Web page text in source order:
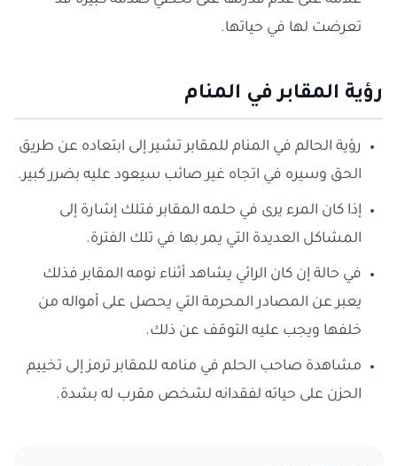
تعرضت لها في حياتها.
رؤية المقابر في المنام
رؤية الحالم في المنام للمقابر تشير إلى ابتعاده عن طريق
الحق وسيره في اتجاه غير صائب سيعود عليه بضرر كبير.
إذا كان المرء يرى في حلمه المقابر فتلك إشارة إلى
المشاكل العديدة التي يمر بها في تلك الفترة.
في حالة إن كان الرائي يشاهد أثناء نومه المقابر فذلك
يعبر عن المصادر المحرمة التي يحصل على أمواله من
خلفها ويجب عليه التوقف عن ذلك.
مشاهدة صاحب الحلم في منامه للمقابر ترمز إلى تخييم
الحزن على حياته لفقدانه لشخص مقرب له بشدة.